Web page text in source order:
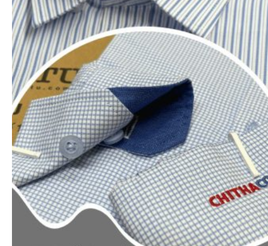
CHÍNH SÁCH VẬN CHUYỂN
Hàng hóa được đóng thùng + màng bọc chắc
chắn